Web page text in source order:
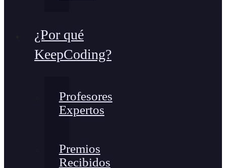
¿Por qué
KeepCoding?
Profesores
Expertos
Premios
Recibidos